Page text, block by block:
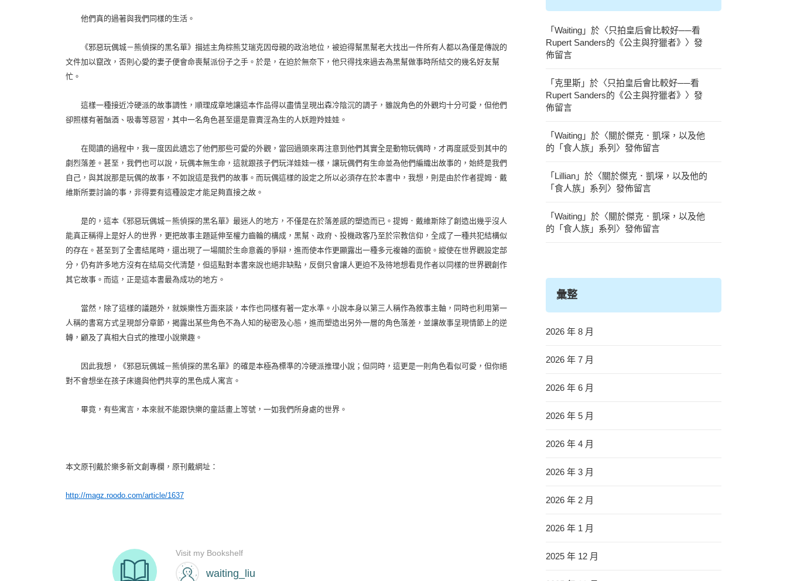
他們真的過著與我們同樣的生活。
《邪惡玩偶城－熊偵探的黑名單》描述主角棕熊艾瑞克因母親的政治地位，被迫得幫黑幫老大找出一件所有人都以為僅是傳說的
文件加以竄改，否則心愛的妻子便會命喪幫派份子之手。於是，在迫於無奈下，他只得找來過去為黑幫做事時所結交的幾名好友幫
忙。
這樣一種接近冷硬派的故事調性，順理成章地讓這本作品得以盡情呈現出森冷陰沉的調子，雖說角色的外觀均十分可愛，但他們
卻照樣有著酗酒、吸毒等惡習，其中一名角色甚至還是靠賣淫為生的人妖蹬羚娃娃。
在閱讀的過程中，我一度因此遺忘了他們那些可愛的外觀，當回過頭來再注意到他們其實全是動物玩偶時，才再度感受到其中的
劇烈落差。甚至，我們也可以說，玩偶本無生命，這就跟孩子們玩洋娃娃一樣，讓玩偶們有生命並為他們編織出故事的，始終是我們
自己，與其說那是玩偶的故事，不如說這是我們的故事。而玩偶這樣的設定之所以必須存在於本書中，我想，則是由於作者提姆．戴
維斯所要討論的事，非得要有這種設定才能足夠直接之故。
是的，這本《邪惡玩偶城－熊偵探的黑名單》最迷人的地方，不僅是在於落差感的塑造而已。提姆．戴維斯除了創造出幾乎沒人
能真正稱得上是好人的世界，更把故事主題延伸至權力齒輪的構成，黑幫、政府、投機政客乃至於宗教信仰，全成了一種共犯結構似
的存在。甚至到了全書結尾時，還出現了一場關於生命意義的爭辯，進而使本作更顯露出一種多元複雜的面貌。縱使在世界觀設定部
分，仍有許多地方沒有在結局交代清楚，但這點對本書來說也絕非缺點，反倒只會讓人更迫不及待地想看見作者以同樣的世界觀創作
其它故事。而這，正是這本書最為成功的地方。
當然，除了這樣的議題外，就娛樂性方面來談，本作也同樣有著一定水準。小說本身以第三人稱作為敘事主軸，同時也利用第一
人稱的書寫方式呈現部分章節，揭露出某些角色不為人知的秘密及心態，進而塑造出另外一層的角色落差，並讓故事呈現情節上的逆
轉，顧及了真相大白式的推理小說樂趣。
因此我想，《邪惡玩偶城－熊偵探的黑名單》的確是本極為標準的冷硬派推理小說；但同時，這更是一則角色看似可愛，但你絕
對不會想坐在孩子床邊與他們共享的黑色成人寓言。
畢竟，有些寓言，本來就不能跟快樂的童話畫上等號，一如我們所身處的世界。
本文原刊戴於樂多新文創專欄，原刊戴網址：
http://magz.roodo.com/article/1637
「 Waiting 」於〈只拍皇后會比較好──看
Rupert Sanders的《公主與狩獵者》 〉發
佈留言
「 克里斯 」於〈只拍皇后會比較好──看
Rupert Sanders的《公主與狩獵者》 〉發
佈留言
「 Waiting 」於〈關於傑克．凱堔，以及他
的「食人族」系列 〉發佈留言
「 Lillian 」於〈關於傑克．凱堔，以及他的
「食人族」系列 〉發佈留言
「 Waiting 」於〈關於傑克．凱堔，以及他
的「食人族」系列 〉發佈留言
彙整
2026 年 8 月
2026 年 7 月
2026 年 6 月
2026 年 5 月
2026 年 4 月
2026 年 3 月
2026 年 2 月
2026 年 1 月
2025 年 12 月